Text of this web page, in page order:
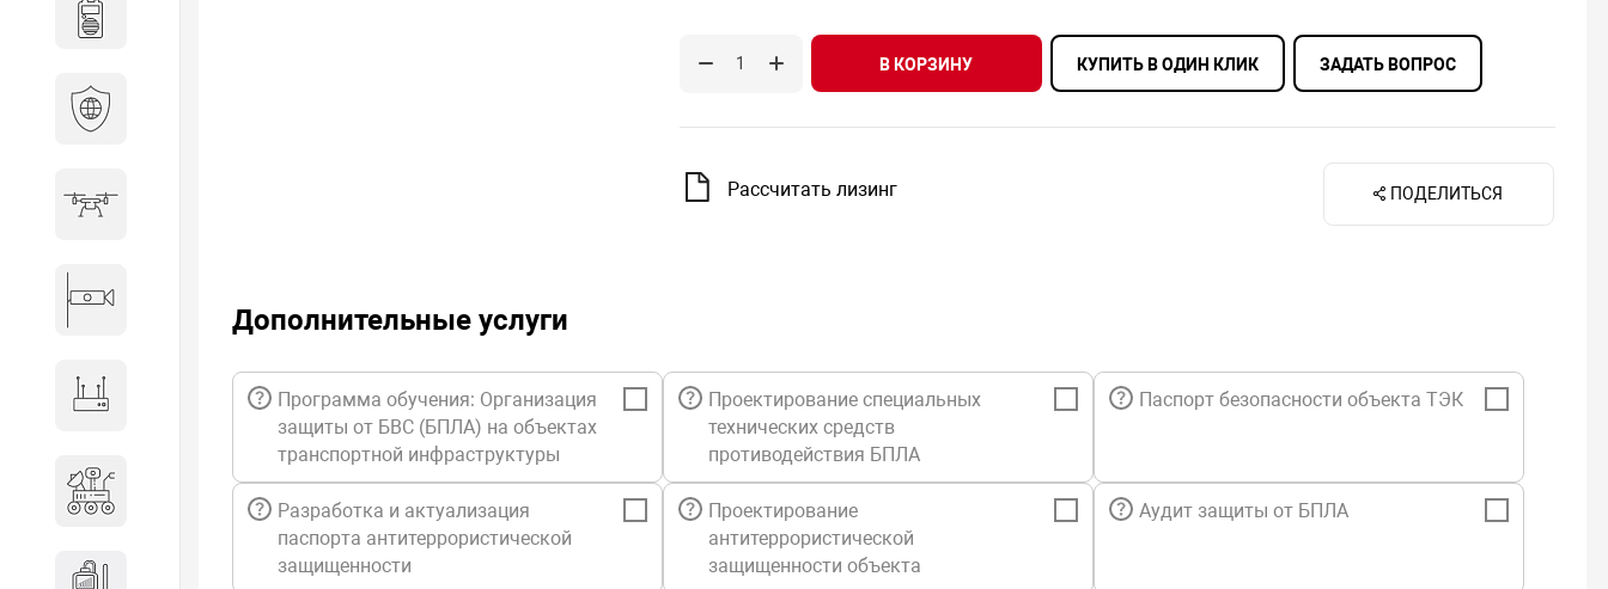
Сетевое оборудование
Антитеррористическое
оборудование
Дозиметрическое
В КОРЗИНУ КУПИТЬ В ОДИН КЛИК ЗАДАТЬ ВОПРОС
Рассчитать лизинг ПОДЕЛИТЬСЯ
Дополнительные услуги
Программа обучения: Организация
защиты от БВС (БПЛА) на объектах
транспортной инфраструктуры
Проектирование специальных
технических средств
противодействия БПЛА
Паспорт безопасности объекта ТЭК
Разработка и актуализация
паспорта антитеррористической
защищенности
Проектирование
антитеррористической
защищенности объекта
Аудит защиты от БПЛА